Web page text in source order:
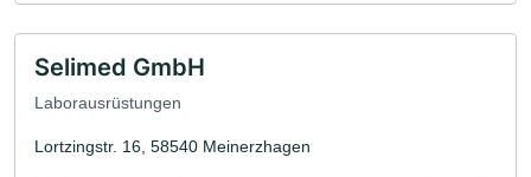
Selimed GmbH
Laborausrüstungen
Lortzingstr. 16, 58540 Meinerzhagen